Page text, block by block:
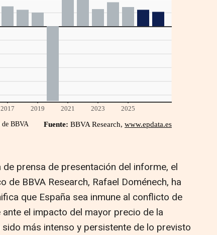
prensa de presentación del informe, el
de BBVA Research, Rafael Doménech, ha
que España sea inmune al conflicto de
el impacto del mayor precio de la
más intenso y persistente de lo previsto